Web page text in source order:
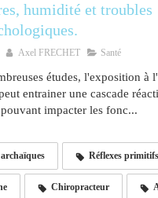
humidité et troubles
Axel FRECHET Santé
études, l'exposition à
entrainer une cascade
impacter les fonc...
Réflexes primitifs
Chiropracteur